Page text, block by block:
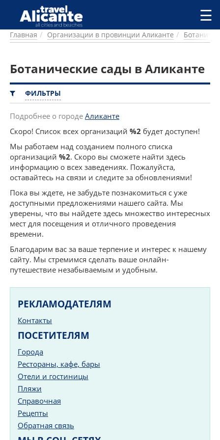
Перейти к основному содержанию
ГОРОДА
ПИТАНИЕ
ПЛЯЖИ
ДОСТОПРИМЕЧАТЕЛЬНОСТИ
КЕМПИНГ
КОМАРКИ (РАЙОНЫ)
РЕЦЕПТЫ
ПРЕДЛОЖЕНИЯ
СТАТЬИ
УСЛУГИ
☰
Главная Организации в провинции Аликанте
Ботанические сады в Аликанте
ФИЛЬТРЫ
Подробнее о городе Аликанте
Скоро! Список всех организаций %2 будет доступен!
Мы работаем над созданием полного списка
организаций %2. Скоро вы сможете найти здесь
информацию о всех заведениях. Пожалуйста,
оставайтесь на связи и следите за обновлениями!
Пока вы ждете, не забудьте познакомиться с уже
доступными предложениями нашего сайта. Мы
уверены, что вы найдете здесь множество интересных
мест для посещения и отличного проведения
времени.
Благодарим вас за ваше терпение и интерес к нашему
сайту. Мы стремимся сделать ваше онлайн-
путешествие незабываемым и удобным.
РЕКЛАМОДАТЕЛЯМ
Контакты
ПОСЕТИТЕЛЯМ
Города
Рестораны, кафе, бары
Отели и гостиницы
Пляжи
Справочная
Рецепты
Обратная связь